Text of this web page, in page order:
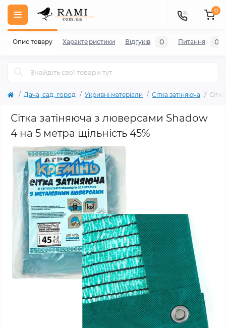
0
Дача, сад, город Укривні матеріали Сітка затіняюча
Сітка затіняюча з люверсами Shadow
4 на 5 метра щільність 45%
Опис товару Характеристики Відгуків 0 Питання 0